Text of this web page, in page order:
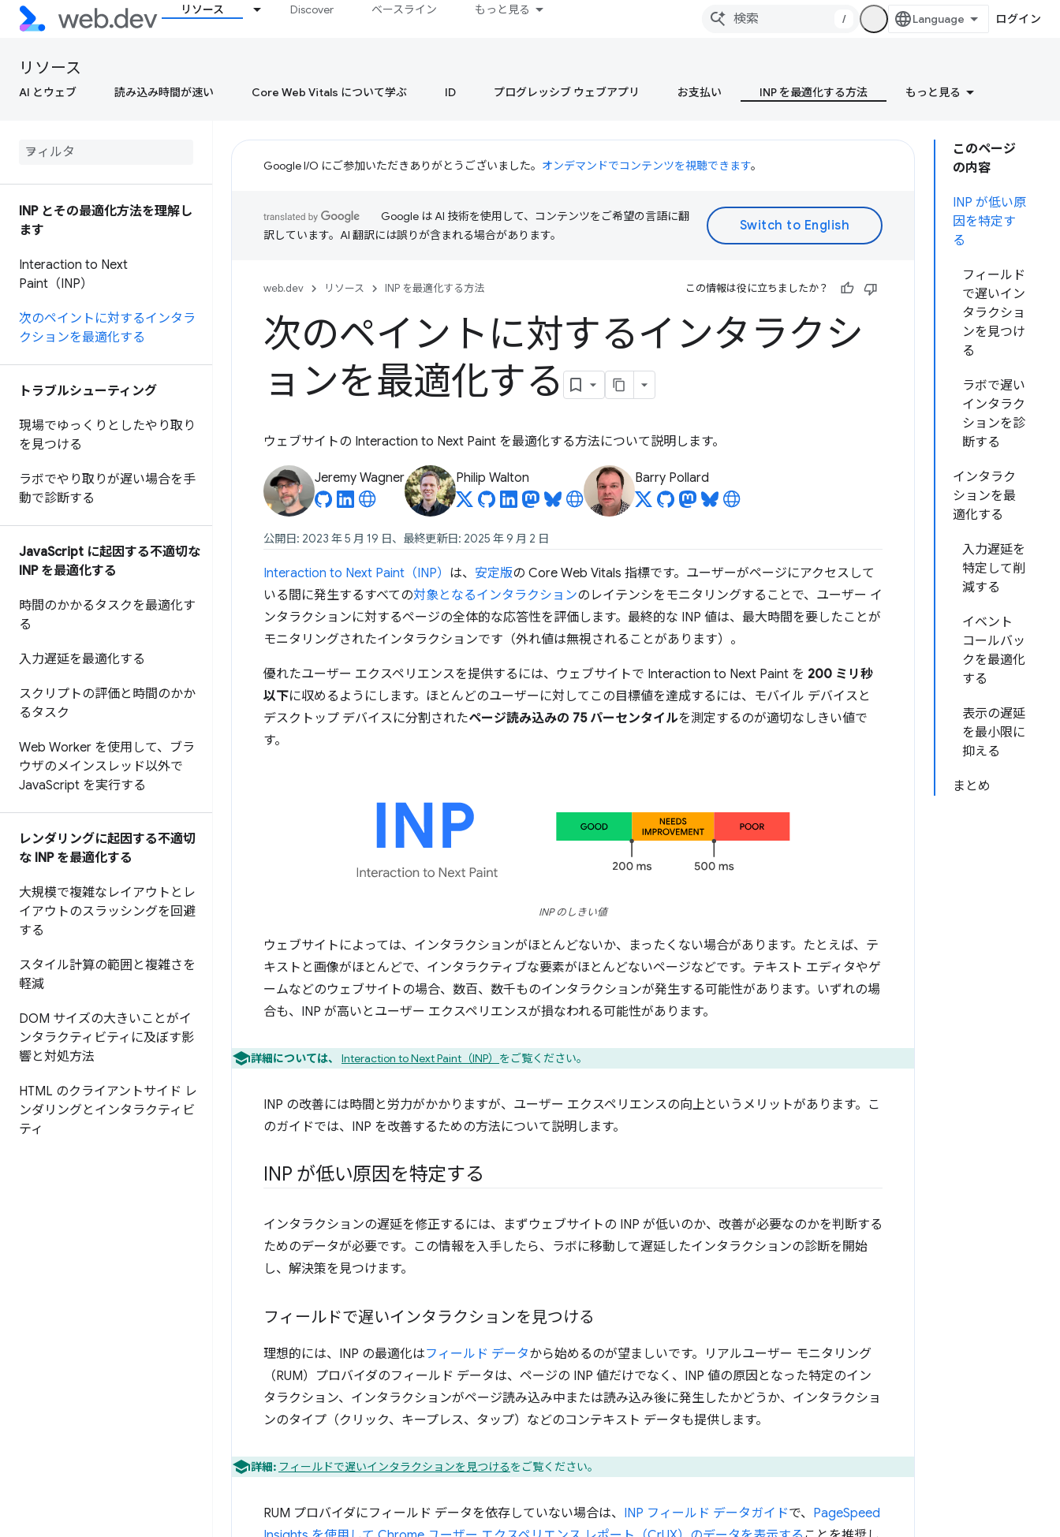
リソース Discover ベースライン もっと見る
/ ログイン
リソース
AI とウェブ 読み込み時間が速い Core Web Vitals について学ぶ ID プログレッシブ ウェブアプリ お支払い INP を最適化する方法 もっと見る
INP とその最適化方法を理解し
ます
Interaction to Next
Paint（INP）
次のペイントに対するインタラ
クションを最適化する
トラブルシューティング
現場でゆっくりとしたやり取り
を見つける
ラボでやり取りが遅い場合を手
動で診断する
JavaScript に起因する不適切な
INP を最適化する
時間のかかるタスクを最適化す
る
入力遅延を最適化する
スクリプトの評価と時間のかか
るタスク
Web Worker を使用して、ブラ
ウザのメインスレッド以外で
JavaScript を実行する
レンダリングに起因する不適切
な INP を最適化する
大規模で複雑なレイアウトとレ
イアウトのスラッシングを回避
する
スタイル計算の範囲と複雑さを
軽減
DOM サイズの大きいことがイ
ンタラクティビティに及ぼす影
響と対処方法
HTML のクライアントサイド レ
ンダリングとインタラクティビ
ティ
このページ
の内容
INP が低い原
因を特定す
る
フィールド
で遅いイン
タラクショ
ンを見つけ
る
ラボで遅い
インタラク
ションを診
断する
インタラク
ションを最
適化する
入力遅延を
特定して削
減する
イベント
コールバッ
クを最適化
する
表示の遅延
を最小限に
抑える
まとめ
Google I/O にご参加いただきありがとうございました。 オンデマンドでコンテンツを視聴できます。
Google は AI 技術を使用して、コンテンツをご希望の言語に翻
訳しています。AI 翻訳には誤りが含まれる場合があります。
web.dev リソース INP を最適化する方法 この情報は役に立ちましたか？
次のペイントに対するインタラクシ
ョンを最適化する
ウェブサイトの Interaction to Next Paint を最適化する方法について説明します。
Jeremy Wagner Philip Walton Barry Pollard
公開日: 2023 年 5 月 19 日、最終更新日: 2025 年 9 月 2 日
Interaction to Next Paint（INP） は、 安定版の Core Web Vitals 指標です。ユーザーがページにアクセスして
いる間に発生するすべての対象となるインタラクションのレイテンシをモニタリングすることで、ユーザー イ
ンタラクションに対するページの全体的な応答性を評価します。最終的な INP 値は、最大時間を要したことが
モニタリングされたインタラクションです（外れ値は無視されることがあります）。
優れたユーザー エクスペリエンスを提供するには、ウェブサイトで Interaction to Next Paint を 200 ミリ秒
以下に収めるようにします。ほとんどのユーザーに対してこの目標値を達成するには、モバイル デバイスと
デスクトップ デバイスに分割されたページ読み込みの 75 パーセンタイルを測定するのが適切なしきい値で
す。
INP のしきい値
ウェブサイトによっては、インタラクションがほとんどないか、まったくない場合があります。たとえば、テ
キストと画像がほとんどで、インタラクティブな要素がほとんどないページなどです。テキスト エディタやゲ
ームなどのウェブサイトの場合、数百、数千ものインタラクションが発生する可能性があります。いずれの場
合も、INP が高いとユーザー エクスペリエンスが損なわれる可能性があります。
詳細については、 Interaction to Next Paint（INP） をご覧ください。
INP の改善には時間と労力がかかりますが、ユーザー エクスペリエンスの向上というメリットがあります。こ
のガイドでは、INP を改善するための方法について説明します。
INP が低い原因を特定する
インタラクションの遅延を修正するには、まずウェブサイトの INP が低いのか、改善が必要なのかを判断する
ためのデータが必要です。この情報を入手したら、ラボに移動して遅延したインタラクションの診断を開始
し、解決策を見つけます。
フィールドで遅いインタラクションを見つける
理想的には、INP の最適化はフィールド データから始めるのが望ましいです。リアルユーザー モニタリング
（RUM）プロバイダのフィールド データは、ページの INP 値だけでなく、INP 値の原因となった特定のイン
タラクション、インタラクションがページ読み込み中または読み込み後に発生したかどうか、インタラクショ
ンのタイプ（クリック、キープレス、タップ）などのコンテキスト データも提供します。
詳細: フィールドで遅いインタラクションを見つけるをご覧ください。
RUM プロバイダにフィールド データを依存していない場合は、 INP フィールド データガイドで、 PageSpeed